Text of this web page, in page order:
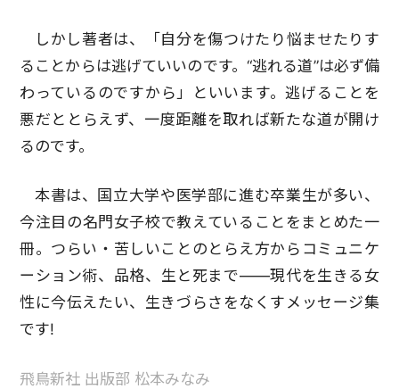
しかし著者は、「自分を傷つけたり悩ませたりす
ることからは逃げていいのです。“逃れる道”は必ず備
わっているのですから」といいます。逃げることを
悪だととらえず、一度距離を取れば新たな道が開け
るのです。
本書は、国立大学や医学部に進む卒業生が多い、
今注目の名門女子校で教えていることをまとめた一
冊。つらい・苦しいことのとらえ方からコミュニケ
ーション術、品格、生と死まで――現代を生きる女
性に今伝えたい、生きづらさをなくすメッセージ集
です!
飛鳥新社 出版部 松本みなみ